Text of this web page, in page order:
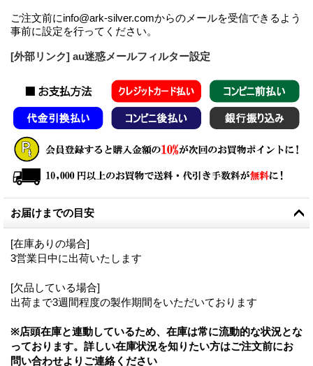
ご注文前にinfo@ark-silver.comからのメールを受信できるよう
事前に設定を行ってください。
[外部リンク] au迷惑メールフィルター設定
お届けまでの目安
[在庫ありの場合]
3営業日中に出荷いたします
[欠品している場合]
出荷まで3週間程度の製作期間をいただいております
※店頭在庫と連動しているため、在庫は常に流動的な状況とな
っております。詳しい在庫状況を知りたい方はご注文前にお
問い合わせよりご連絡ください